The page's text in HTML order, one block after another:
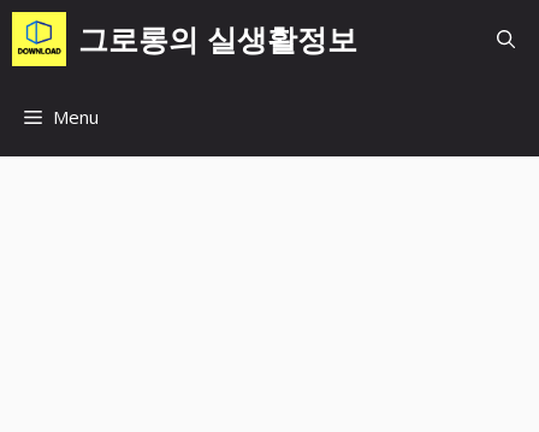
컨
텐
츠
너
그로롱의 실생활정보
Menu